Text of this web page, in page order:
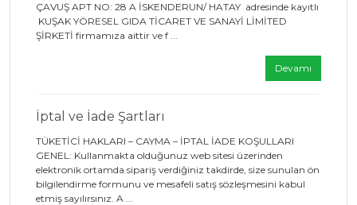
ÇAVUŞ APT NO: 28 A İSKENDERUN/ HATAY adresinde kayıtlı
KUŞAK YÖRESEL GIDA TİCARET VE SANAYİ LİMİTED
ŞİRKETİ firmamıza aittir ve f ...
Devamı
İptal ve İade Şartları
TÜKETİCİ HAKLARI – CAYMA – İPTAL İADE KOŞULLARI
GENEL: Kullanmakta olduğunuz web sitesi üzerinden
elektronik ortamda sipariş verdiğiniz takdirde, size sunulan ön
bilgilendirme formunu ve mesafeli satış sözleşmesini kabul
etmiş sayılırsınız. A ...